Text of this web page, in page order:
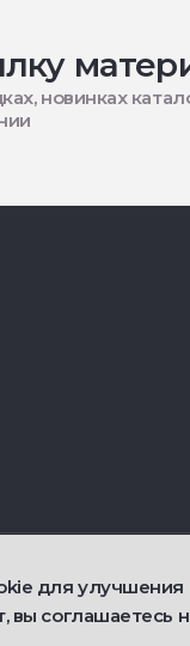
новинках
для улучшения
соглашаетесь